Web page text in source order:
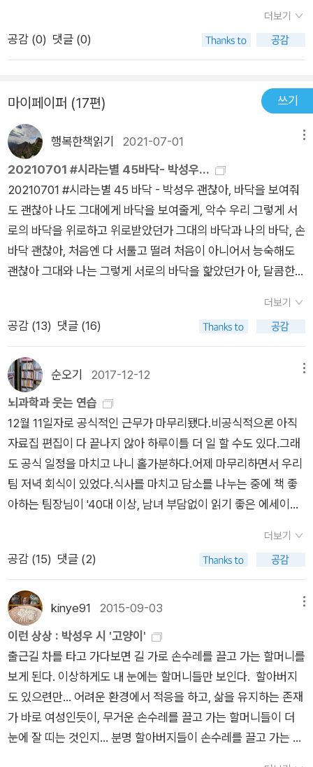
가족사가 증언하는 사실이다. 오늘 우리 농촌은 산업자본의 손아
귀에 완전히 장악되어, 농업 자체가 자본의 하위산업으로 편입되
이 시대의 시인과 소설가들이 누구나 자본과 외세에 관하여 직접
언급해야 하는 것은 아니다. 죽음과 같은 불행 속에서도 사람은
음식을 먹고 사랑을 나누며 일상생활을 이어가게 마련인데, 그 모
든 것으로부터 문학은 태어날 수 있다. 다만 진정한 문학에는 시
대의 고통을 느끼는 자의 벅찬 숨결이 불가결하게 스며들어 있어
야 한다. 그런 점에서 볼 때 시인 박성우가 그려낸 이 가없는 순정
과 아름다움은 뒤집어보면 안주(安住)와 자족(自足)에 머물고
있다는 뜻은 아닌지 자문해볼 일이다. 해설 [슬픔은 영혼
을 정화한다 -- 문학평론가 염무웅] 중에서 ​ 시인의 말​ 고맙고
고마울 따름이다.​ 일터 내주고 밥벌이를 하게 해준 손길과 한옥
마을 단풍나무집 별채를 내준 손길과 맘과 몸과 시가 쇠해졌을
때 다독여주는 손길들이 없었더라면 시가 나를 내팽개쳤을지도
것은 고요한 늦밤을 맞는 일 외에는 없다는 걸 고백한
다. 2007년 3월 박성우 시인의 말을 읽
으며 생각한다. 좋은 사람 곁에 좋은 사람이 있는 거고 고마운 사
람 곁에 고마운 사람들이 많음을. 박성우 시인과 함께 있는 동안
자주 눈이 내린다. 지난주 폭설에는 '빙판길'과 '쓸쓸한 접촉'이었
는데 오늘은 예정대로 '물의 베개'외 네 편이다. 사실 시인의 두 번
째 시집인 [가뜬한 잠]에는 거의 모든 시편들이 좋다. 시집을 선
물할 때 많이 선택되어서 알라딘 장바구니에 담으면 구입한 목록
는 마른 고추만 보아도 떠오른다. 그리고 시인의 고무신이 어김없
이 생각나는 것이다. 아주 오래전 대학로 행사에서 멀리서나마 시
인의 낭송시를 들을 수 있었는데 연단을 내려가는 흰 고무신이 눈
에 들어왔다. 어떤 시였는지도 잊었고 얼굴도 기억이 없는데 흰
고무신의 이미지만 둥둥 남아있다. 시집 날개의 사진을 보아도 그
의 곁에 고마운 사람이 왜 많은지 알겠고, 시를 읽으면 더욱 알게
된다. 어떤 것이 진정성인지 그냥 알게 되는 것이다. 무엇보다 어
렵지 않은 시어들이 촘촘한 거미줄로 나를 옭아매는 탓인지도 모
르겠다. 그나저나 폭폭 나리는 눈, 속도 없이 좋기는 하다.​​
좋지만 그 정도에서 그쳐 버렸다. 시적 대상에 대한 사유가 부족
한 듯 관찰과 회상만이 둥둥 뜬 것 같다. 소통 불가능한 작품들이
느껴진다. 그의 시를 읽은 한 시인이 시는 사치스럽지 않다는 생
각이 들었다고 평했다. 그것에는 공감하나, 사치스럽지 않다는 것
이 또한 수수하다는 것은 아닐터다. 담백한 맛이라기 보다 오히려
싱거운 맛이 느껴지니 말이다. 박성우의 다음 시집에서는 생각이
깊이가 더 심화된 작품을 보고 싶다.
있지만,정작 박성우 시인은 그러한 평론들에 대해 그다지 인정하
지 않았다.본인은 그러한 것이 아닌데, 시집을 보는 이 모두가 그
시집을 아주 오래 기다렸다. 출간되는 즉시 구매했고, 또 받아보
는 즉시 읽었다.솔직하게 개인평을 한다면. 이번 두 번째 시집은
그의 첫 번째 시집보다는 감흥이 덜 했다. 나에게 다가오는 감흥
이랄까...그러나 박성우시인에 대한 기대였을까.어디인지 모를 저
릿저릿함이 가슴 한 구석에서 밀려오는 것은 어쩔 수 없었다.그의
세 번째 시집이 벌써부터 기다려 진다.박성우 시인에게 존경을 표
한다.
더보기
공감 (0) 댓글 (0)
마이페이퍼 (17편) 쓰기
행복한책읽기 2021-07-01
20210701 #시라는별 45바닥- 박성우...
20210701 #시라는별 45 ​바닥 - 박성우 ​괜찮아, 바닥을 보여줘
도 괜찮아 나도 그대에게 바닥을 보여줄게, 악수 우리 그렇게 서
로의 바닥을 위로하고 위로받았던가 그대의 바닥과 나의 바닥, 손
바닥 ​괜찮아, 처음엔 다 서툴고 떨려 처음이 아니어서 능숙해도
괜찮아 그대와 나는 그렇게 서로의 바닥을 핥았던가 아, 달콤한
어봐, 냄새나는 바닥을 내가 닦아줄게 그대와 내가 마주앉아 씻어
주던 바닥, 발다닥 ​그래, 우리 몸에 세 개의 바닥이 있지 손바닥과
사랑이겠지, 언젠가 바닥을 쳐도 좋을 사랑이겠지 ​​박성우 시인의
<<자두나무 정류장>>은 가문 날의 단비처럼 읽히는 시집이다.
메마른 땅에 방울방울 떨어져 푸석해진 흙들을 촉촉히 적셔주는
단비 같다. 시인은 시를 쓰기 위해 멀리, 에둘러 가지 않는다. 자
신이 발 딛고 사는 세상의 이모저모만 이야기할 뿐이다. 그 세상
은 시인의 고향이자 시골 내음 풀풀 풍기는 전북 정읍이다. 그 세
상 속 주인공들은 노루, 고라니, 닭, 소, 딱따구리, 오리알, 누에,
물까치, 이팝나무, 자두나무, 감나무, 해바라기, 참깨, 마늘밭, 살
구나무, 목단꽃, 애호박, 풀과 소똥 같은 자연과 한천댁, 청동댁,
구복리댁, 윗집할매, 늙은 작부, 청암양반 같은 동네 사람들이다.
은 이 시집의 첫 시다. 읽자마자 아, 이런 ‘괜찮아‘는 정말 괜찮아
라는 생각이 들었다. 바닥을 보일 수 있는 사이는 흔하지 않다. 대
개는 가족일 터이고, 이따금 친구일 터이다. 때론 그 반대일 수도
있겠다. ˝바닥을 죄 보여주˝게 하는 것은 ˝사랑˝, ˝언젠가 바닥을
쳐도 좋을 사랑˝이라고 시인은 말한다. 그러나 마음 바닥을 여과
장치 없이 드러내게 하는 것은 분노인 것 같다. 손바닥과 혓바닥
과 발바닥이야 ˝보여주고 감쌀 수˝ 있겠다만, 마음 바닥은 어디까
지 보여야 할까. 얼마나 감쌀 수 있을까.​내가 요즘 산책할 때 눈여
더보기
공감 (13) 댓글 (16)
순오기 2017-12-12
뇌과학과 웃는 연습
12월 11일자로 공식적인 근무가 마무리됐다.비공식적으론 아직
자료집 편집이 다 끝나지 않아 하루이틀 더 일 할 수도 있다.그래
도 공식 일정을 마치고 나니 홀가분하다.어제 마무리하면서 우리
팀 저녁 회식이 있었다.식사를 마치고 담소를 나누는 중에 책 좋
아하는 팀장님이 '40대 이상, 남녀 부담없이 읽기 좋은 에세이를
에 또 다른 뇌가 있다'를 추천했다.아직 나도 안 읽었지만, 알쓸신
잡에서 이분이 하는 뇌과학 이야기에 관심이 갔고알라딘에 올라
에 담긴 박성우의 '웃는 연습'도 소개했다.박성우의 시는 어렵지
않고 따뜻해서 어디를 펼쳐 읽어도 좋다. 내년에는 박성우 시인을
초청하자고 광산구에 건의해야겠다. 내가 박성우 시집 '거미'에
반한 후 제일 좋아하는 시인이다.http://blog.aladin.co.kr/714
960143/3016239 행복한 옥신각신 -박성우- 집이 누구 지시
오? 집이 누구 지시오? 바깥일 보고 잠깐 쉬러 집에 오니,아흔 넘
은 가춘할매가 나를 찾는다 집이는 밤낭구랑 대추낭구 읇지? 멫
번을 옥신각신하다가밤 여남은 개와 대추 한알만 받고가춘할매
더보기
공감 (15) 댓글 (2)
kinye91 2015-09-03
이런 상상 : 박성우 시 '고양이'
출근길 차를 타고 가다보면 길 가로 손수레를 끌고 가는 할머니를
보게 된다. 이상하게도 내 눈에는 할머니들만 보인다. 할아버지
도 있으련만... 어려운 환경에서 적응을 하고, 삶을 유지하는 존재
가 바로 여성인듯이, 무거운 손수레를 끌고 가는 할머니들이 더
눈에 잘 띠는 것인지... 분명 할아버지들이 손수레를 끌고 가는 것